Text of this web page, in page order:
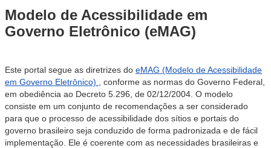
Modelo de Acessibilidade em
Governo Eletrônico (eMAG)
Este portal segue as diretrizes do eMAG (Modelo de Acessibilidade
em Governo Eletrônico)
, conforme as normas do Governo Federal,
em obediência ao Decreto 5.296, de 02/12/2004. O modelo
consiste em um conjunto de recomendações a ser considerado
para que o processo de acessibilidade dos sítios e portais do
governo brasileiro seja conduzido de forma padronizada e de fácil
implementação. Ele é coerente com as necessidades brasileiras e